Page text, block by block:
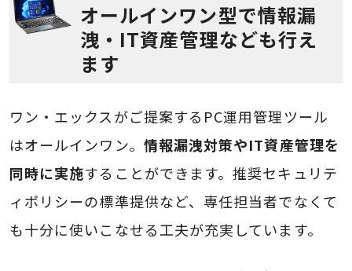
オールインワン型で情報漏
洩・IT資産管理なども行え
ます
ワン・エックスがご提案するPC運用管理ツール
はオールインワン。 情報漏洩対策やIT資産管理を
同時に実施することができます。推奨セキュリテ
ィポリシーの標準提供など、専任担当者でなくて
も十分に使いこなせる工夫が充実しています。